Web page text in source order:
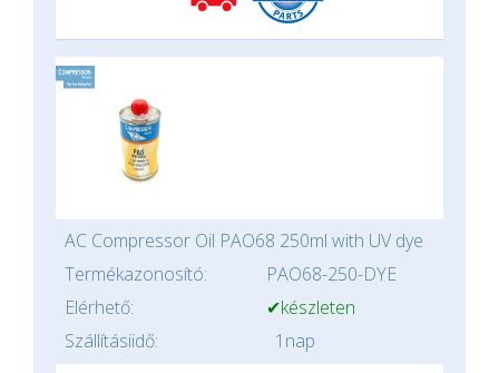
AC Compressor Oil PAO68 250ml with UV dye
Termékazonosító:
PAO68-250-DYE
Elérhető:
✔készleten
Szállításiidő:
1nap